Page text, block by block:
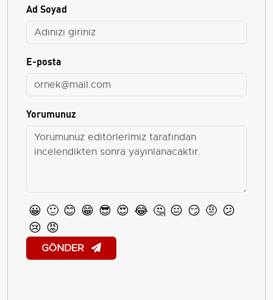
Ad Soyad
E-posta
Yorumunuz
😀 🙂 😊 😁 😎 😍 😂 🤔 😐 😏 🤨 😕
😢 😡
GÖNDER